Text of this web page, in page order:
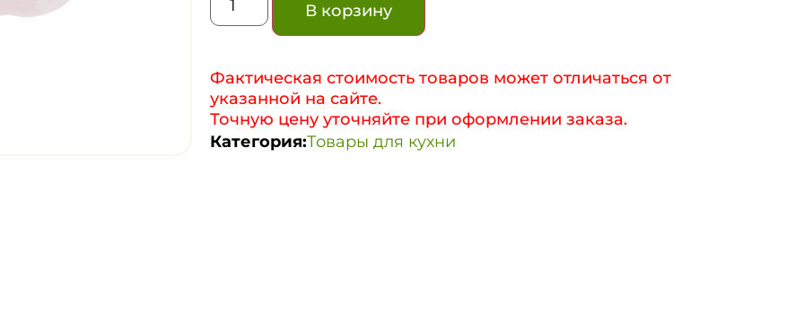
В корзину
Фактическая стоимость товаров может отличаться от
указанной на сайте.
Точную цену уточняйте при оформлении заказа.
Категория:Товары для кухни